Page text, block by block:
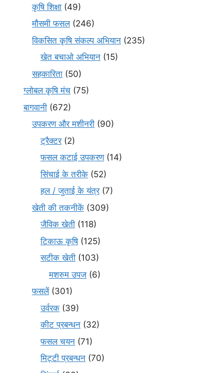
कृषि शिक्षा (49)
मौसमी फसल(246)
विकसित कृषि संकल्प अभियान (235)
खेत बचाओ अभियान (15)
सहकारिता (50)
ग्लोबल कृषि मंच (75)
बागवानी (672)
उपकरण और मशीनरी (90)
ट्रैक्टर(2)
फसल कटाई उपकरण(14)
सिंचाई के तरीके (52)
हल / जुताई के यंत्र(7)
खेती की तकनीकें (309)
जैविक खेती (118)
टिकाऊ कृषि(125)
सटीक खेती (103)
मशरुम उपज (6)
फसलें(301)
उर्वरक (39)
कीट प्रबन्धन (32)
फसल चयन (71)
मि‌ट्टी प्रबन्धन (70)